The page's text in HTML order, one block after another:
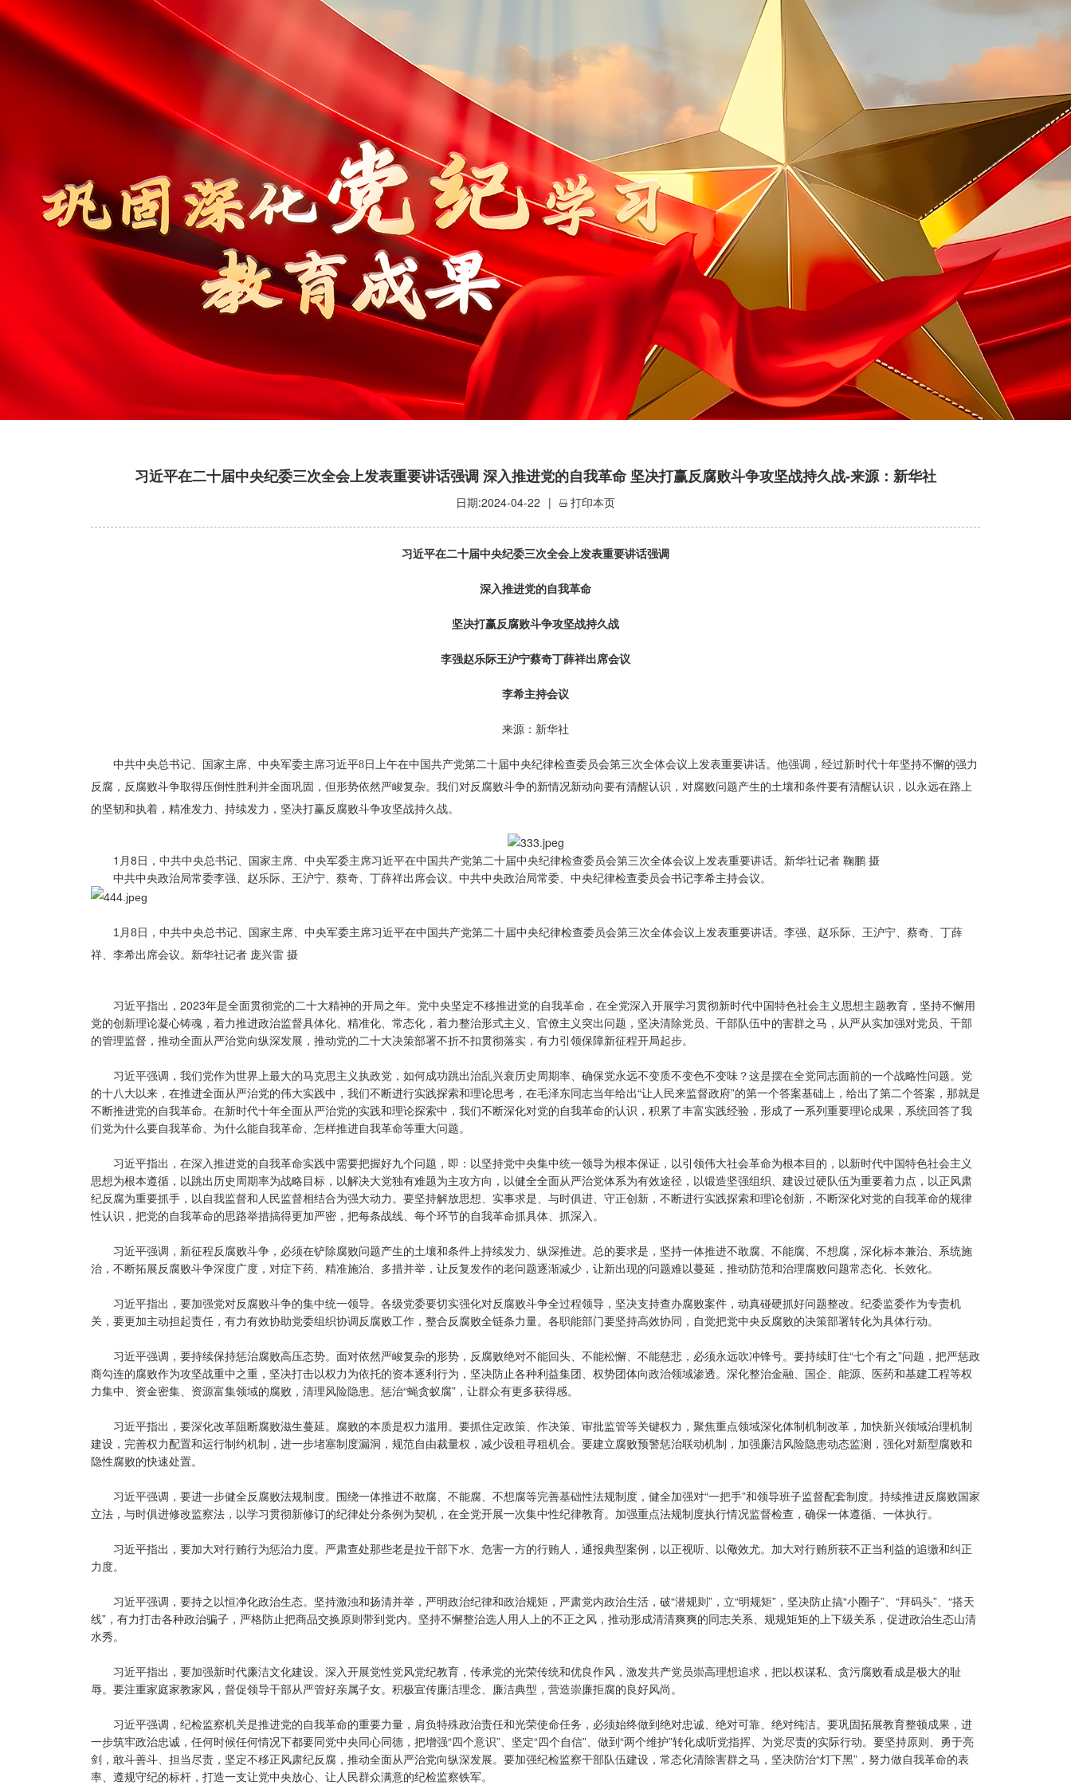
习近平在二十届中央纪委三次全会上发表重要讲话强调 深入推进党的自我革命 坚决打赢反腐败斗争攻坚战持久战-来源：新华社
日期:2024-04-22 | 打印本页
习近平在二十届中央纪委三次全会上发表重要讲话强调
深入推进党的自我革命
坚决打赢反腐败斗争攻坚战持久战
李强赵乐际王沪宁蔡奇丁薛祥出席会议
李希主持会议
来源：新华社
中共中央总书记、国家主席、中央军委主席习近平8日上午在中国共产党第二十届中央纪律检查委员会第三次全体会议上发表重要讲话。他强调，经过新时代十年坚持不懈的强力
反腐，反腐败斗争取得压倒性胜利并全面巩固，但形势依然严峻复杂。我们对反腐败斗争的新情况新动向要有清醒认识，对腐败问题产生的土壤和条件要有清醒认识，以永远在路上
的坚韧和执着，精准发力、持续发力，坚决打赢反腐败斗争攻坚战持久战。
1月8日，中共中央总书记、国家主席、中央军委主席习近平在中国共产党第二十届中央纪律检查委员会第三次全体会议上发表重要讲话。新华社记者 鞠鹏 摄
中共中央政治局常委李强、赵乐际、王沪宁、蔡奇、丁薛祥出席会议。中共中央政治局常委、中央纪律检查委员会书记李希主持会议。
1 月8日，中共中央总书记、国家主席、中央军委主席习近平在中国共产党第二十届中央纪律检查委员会第三次全体会议上发表重要讲话。李强、赵乐际、王沪宁、蔡奇、丁薛
祥、李希出席会议。新华社记者 庞兴雷 摄
习近平指出，2023年是全面贯彻党的二十大精神的开局之年。党中央坚定不移推进党的自我革命，在全党深入开展学习贯彻新时代中国特色社会主义思想主题教育，坚持不懈用
党的创新理论凝心铸魂，着力推进政治监督具体化、精准化、常态化，着力整治形式主义、官僚主义突出问题，坚决清除党员、干部队伍中的害群之马，从严从实加强对党员、干部
的管理监督，推动全面从严治党向纵深发展，推动党的二十大决策部署不折不扣贯彻落实，有力引领保障新征程开局起步。
习近平强调，我们党作为世界上最大的马克思主义执政党，如何成功跳出治乱兴衰历史周期率、确保党永远不变质不变色不变味？这是摆在全党同志面前的一个战略性问题。党
的十八大以来，在推进全面从严治党的伟大实践中，我们不断进行实践探索和理论思考，在毛泽东同志当年给出“让人民来监督政府”的第一个答案基础上，给出了第二个答案，那就是
不断推进党的自我革命。在新时代十年全面从严治党的实践和理论探索中，我们不断深化对党的自我革命的认识，积累了丰富实践经验，形成了一系列重要理论成果，系统回答了我
们党为什么要自我革命、为什么能自我革命、怎样推进自我革命等重大问题。
习近平指出，在深入推进党的自我革命实践中需要把握好九个问题，即：以坚持党中央集中统一领导为根本保证，以引领伟大社会革命为根本目的，以新时代中国特色社会主义
思想为根本遵循，以跳出历史周期率为战略目标，以解决大党独有难题为主攻方向，以健全全面从严治党体系为有效途径，以锻造坚强组织、建设过硬队伍为重要着力点，以正风肃
纪反腐为重要抓手，以自我监督和人民监督相结合为强大动力。要坚持解放思想、实事求是、与时俱进、守正创新，不断进行实践探索和理论创新，不断深化对党的自我革命的规律
性认识，把党的自我革命的思路举措搞得更加严密，把每条战线、每个环节的自我革命抓具体、抓深入。
习近平强调，新征程反腐败斗争，必须在铲除腐败问题产生的土壤和条件上持续发力、纵深推进。总的要求是，坚持一体推进不敢腐、不能腐、不想腐，深化标本兼治、系统施
治，不断拓展反腐败斗争深度广度，对症下药、精准施治、多措并举，让反复发作的老问题逐渐减少，让新出现的问题难以蔓延，推动防范和治理腐败问题常态化、长效化。
习近平指出，要加强党对反腐败斗争的集中统一领导。各级党委要切实强化对反腐败斗争全过程领导，坚决支持查办腐败案件，动真碰硬抓好问题整改。纪委监委作为专责机
关，要更加主动担起责任，有力有效协助党委组织协调反腐败工作，整合反腐败全链条力量。各职能部门要坚持高效协同，自觉把党中央反腐败的决策部署转化为具体行动。
习近平强调，要持续保持惩治腐败高压态势。面对依然严峻复杂的形势，反腐败绝对不能回头、不能松懈、不能慈悲，必须永远吹冲锋号。要持续盯住“七个有之”问题，把严惩政
商勾连的腐败作为攻坚战重中之重，坚决打击以权力为依托的资本逐利行为，坚决防止各种利益集团、权势团体向政治领域渗透。深化整治金融、国企、能源、医药和基建工程等权
力集中、资金密集、资源富集领域的腐败，清理风险隐患。惩治“蝇贪蚁腐”，让群众有更多获得感。
习近平指出，要深化改革阻断腐败滋生蔓延。腐败的本质是权力滥用。要抓住定政策、作决策、审批监管等关键权力，聚焦重点领域深化体制机制改革，加快新兴领域治理机制
建设，完善权力配置和运行制约机制，进一步堵塞制度漏洞，规范自由裁量权，减少设租寻租机会。要建立腐败预警惩治联动机制，加强廉洁风险隐患动态监测，强化对新型腐败和
隐性腐败的快速处置。
习近平强调，要进一步健全反腐败法规制度。围绕一体推进不敢腐、不能腐、不想腐等完善基础性法规制度，健全加强对“一把手”和领导班子监督配套制度。持续推进反腐败国家
立法，与时俱进修改监察法，以学习贯彻新修订的纪律处分条例为契机，在全党开展一次集中性纪律教育。加强重点法规制度执行情况监督检查，确保一体遵循、一体执行。
习近平指出，要加大对行贿行为惩治力度。严肃查处那些老是拉干部下水、危害一方的行贿人，通报典型案例，以正视听、以儆效尤。加大对行贿所获不正当利益的追缴和纠正
力度。
习近平强调，要持之以恒净化政治生态。坚持激浊和扬清并举，严明政治纪律和政治规矩，严肃党内政治生活，破“潜规则”，立“明规矩”，坚决防止搞“小圈子”、“拜码头”、“搭天
线”，有力打击各种政治骗子，严格防止把商品交换原则带到党内。坚持不懈整治选人用人上的不正之风，推动形成清清爽爽的同志关系、规规矩矩的上下级关系，促进政治生态山清
水秀。
习近平指出，要加强新时代廉洁文化建设。深入开展党性党风党纪教育，传承党的光荣传统和优良作风，激发共产党员崇高理想追求，把以权谋私、贪污腐败看成是极大的耻
辱。要注重家庭家教家风，督促领导干部从严管好亲属子女。积极宣传廉洁理念、廉洁典型，营造崇廉拒腐的良好风尚。
习近平强调，纪检监察机关是推进党的自我革命的重要力量，肩负特殊政治责任和光荣使命任务，必须始终做到绝对忠诚、绝对可靠、绝对纯洁。要巩固拓展教育整顿成果，进
一步筑牢政治忠诚，任何时候任何情况下都要同党中央同心同德，把增强“四个意识”、坚定“四个自信”、做到“两个维护”转化成听党指挥、为党尽责的实际行动。要坚持原则、勇于亮
剑，敢斗善斗、担当尽责，坚定不移正风肃纪反腐，推动全面从严治党向纵深发展。要加强纪检监察干部队伍建设，常态化清除害群之马，坚决防治“灯下黑”，努力做自我革命的表
率、遵规守纪的标杆，打造一支让党中央放心、让人民群众满意的纪检监察铁军。